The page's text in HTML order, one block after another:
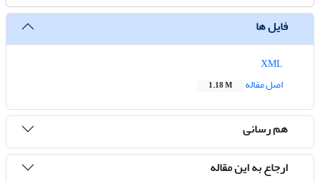
فایل ها
اصل مقاله
1.18 M
هم رسانی
ارجاع به این مقاله